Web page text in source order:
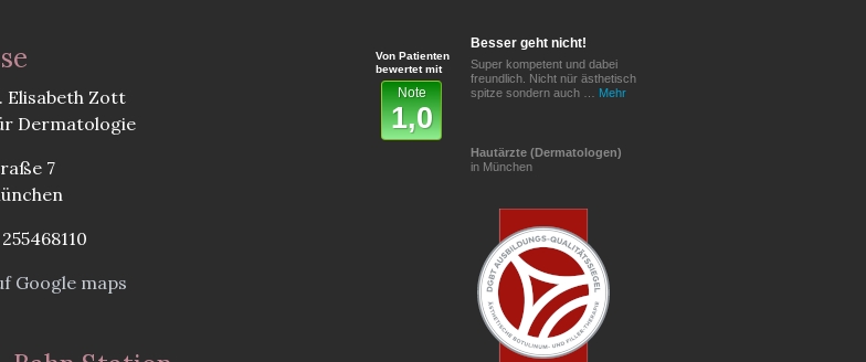
Elisabeth Zott
Dermatologie
7
Google maps
Besser geht nicht!
Super kompetent und dabei
freundlich. Nicht nür ästhetisch
spitze sondern auch … Mehr
Hautärzte (Dermatologen)
in München
Von Patienten
bewertet mit
Note
1,0